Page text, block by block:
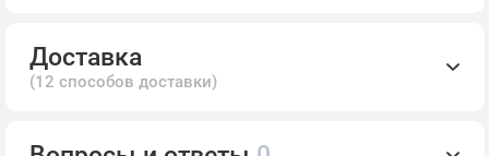
Доставка
(12 способов доставки)